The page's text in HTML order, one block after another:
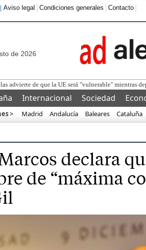
Aviso legal Condiciones generales Contacto
de 2026
u
Internacional Sociedad
> Madrid Andalucía Baleares Cataluña
declara
de “máxima